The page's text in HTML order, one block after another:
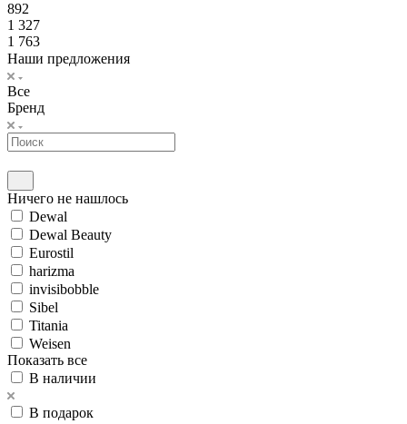
892
1 327
1 763
Наши предложения
Все
Бренд
Ничего не нашлось
Dewal
Dewal Beauty
Eurostil
harizma
invisibobble
Sibel
Titania
Weisen
Показать все
В наличии
В подарок